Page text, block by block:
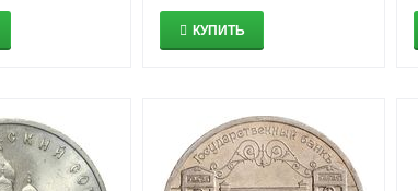
КУПИТЬ